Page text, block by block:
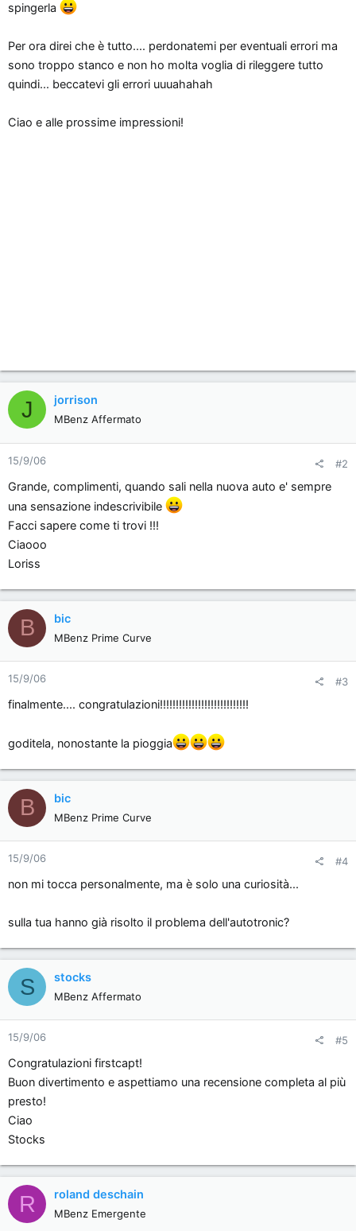
spingerla
Per ora direi che è tutto.... perdonatemi per eventuali errori ma
sono troppo stanco e non ho molta voglia di rileggere tutto
quindi... beccatevi gli errori uuuahahah
Ciao e alle prossime impressioni!
J jorrison
MBenz Affermato
15/9/06 #2
Grande, complimenti, quando sali nella nuova auto e' sempre
una sensazione indescrivibile
Facci sapere come ti trovi !!!
Ciaooo
Loriss
B bic
MBenz Prime Curve
15/9/06 #3
finalmente.... congratulazioni!!!!!!!!!!!!!!!!!!!!!!!!!!!!
goditela, nonostante la pioggia
B bic
MBenz Prime Curve
15/9/06 #4
non mi tocca personalmente, ma è solo una curiosità...
sulla tua hanno già risolto il problema dell'autotronic?
S stocks
MBenz Affermato
15/9/06 #5
Congratulazioni firstcapt!
Buon divertimento e aspettiamo una recensione completa al più
presto!
Ciao
Stocks
R roland deschain
MBenz Emergente